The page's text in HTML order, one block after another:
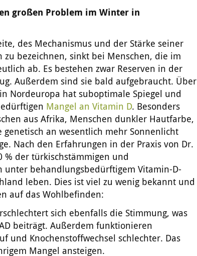
großen Problem im Winter in
des Mechanismus und der Stärke seiner
zu bezeichnen, sinkt bei Menschen, die im
ab. Es bestehen zwar Reserven in der
Außerdem sind sie bald aufgebraucht. Über
Nordeuropa hat suboptimale Spiegel und
Mangel an Vitamin D. Besonders
aus Afrika, Menschen dunkler Hautfarbe,
an wesentlich mehr Sonnenlicht
Nach den Erfahrungen in der Praxis von Dr.
der türkischstämmigen und
unter behandlungsbedürftigem Vitamin-D-
leben. Dies ist viel zu wenig bekannt und
auf das Wohlbefinden:
sich ebenfalls die Stimmung, was
beiträgt. Außerdem funktionieren
und Knochenstoffwechsel schlechter. Das
Mangel ansteigen.